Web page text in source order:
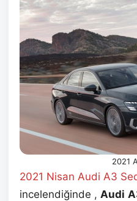
2021
2021 Nisan Audi A3
incelendiğinde , Audi